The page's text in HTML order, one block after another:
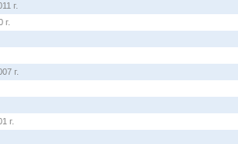
г.
г.
г.
г.